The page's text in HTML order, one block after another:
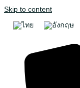
Skip to content